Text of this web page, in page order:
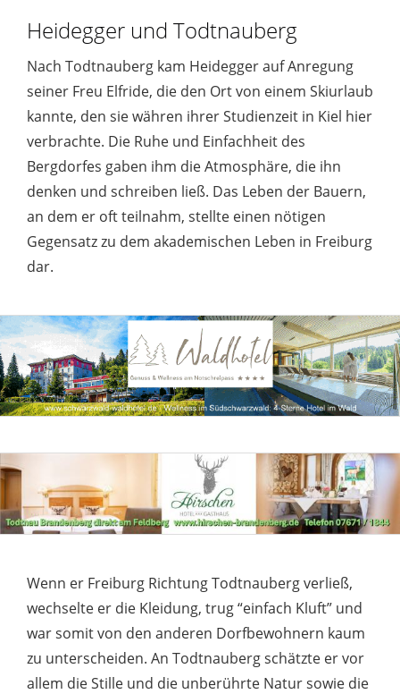
Heidegger und Todtnauberg
Nach Todtnauberg kam Heidegger auf Anregung
seiner Freu Elfride, die den Ort von einem Skiurlaub
kannte, den sie währen ihrer Studienzeit in Kiel hier
verbrachte. Die Ruhe und Einfachheit des
Bergdorfes gaben ihm die Atmosphäre, die ihn
denken und schreiben ließ. Das Leben der Bauern,
an dem er oft teilnahm, stellte einen nötigen
Gegensatz zu dem akademischen Leben in Freiburg
dar.
Wenn er Freiburg Richtung Todtnauberg verließ,
wechselte er die Kleidung, trug “einfach Kluft” und
war somit von den anderen Dorfbewohnern kaum
zu unterscheiden. An Todtnauberg schätzte er vor
allem die Stille und die unberührte Natur sowie die